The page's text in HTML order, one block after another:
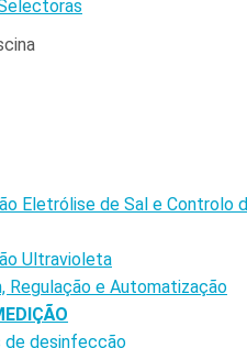
Eletrólise de Sal e Controlo
Ultravioleta
Regulação e Automatização
de desinfecção